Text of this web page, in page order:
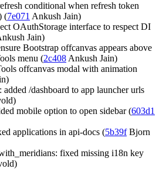
conditional when refresh token
(7e071 Ankush Jain)
OAuthStorage interface to respect DI
Jain)
Bootstrap offcanvas appears above
menu (2c408 Ankush Jain)
offcanvas modal with animation
added /dashboard to app launcher urls
mobile option to open sidebar (603d1
applications in api-docs (5b39fBjorn
fixed missing i18n key